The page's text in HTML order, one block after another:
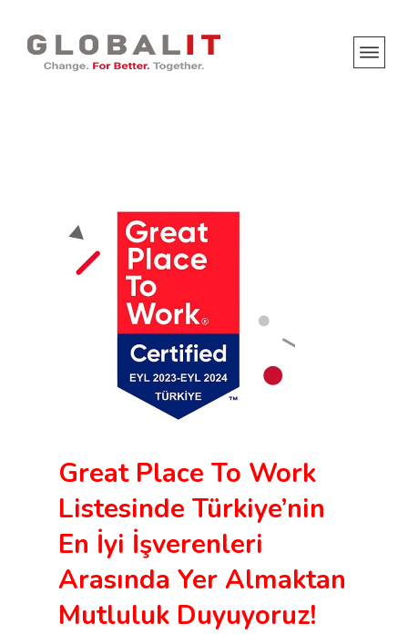
Great Place To Work
Listesinde Türkiye’nin
En İyi İşverenleri
Arasında Yer Almaktan
Mutluluk Duyuyoruz!